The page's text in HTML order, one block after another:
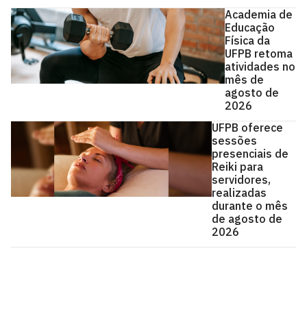
Academia de
Educação
Física da
UFPB retoma
atividades no
mês de
agosto de
2026
UFPB oferece
sessões
presenciais de
Reiki para
servidores,
realizadas
durante o mês
de agosto de
2026